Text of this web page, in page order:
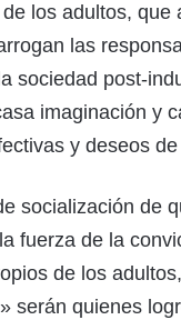
los adultos,
las
sociedad post-
imaginación y
y deseos
socialización de
fuerza de la
de los
» serán quienes